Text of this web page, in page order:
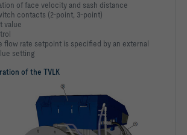
of the TVLK
of face velocity and sash distance
contacts (2-point, 3-point)
value
flow rate setpoint is specified by an external
setting